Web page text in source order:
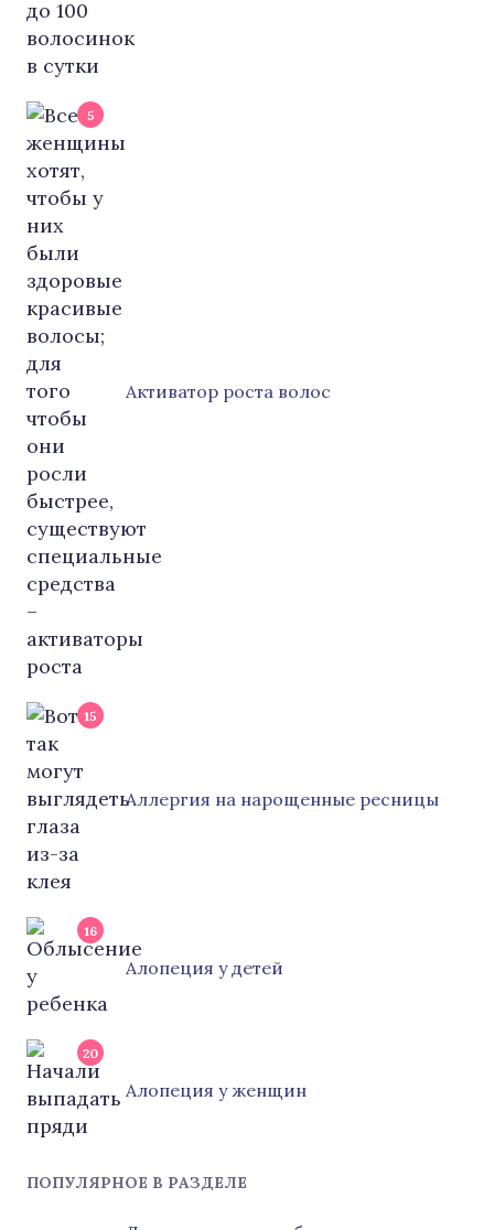
5
Активатор роста волос
15
Аллергия на нарощенные ресницы
16
Алопеция у детей
20
Алопеция у женщин
ПОПУЛЯРНОЕ В РАЗДЕЛЕ